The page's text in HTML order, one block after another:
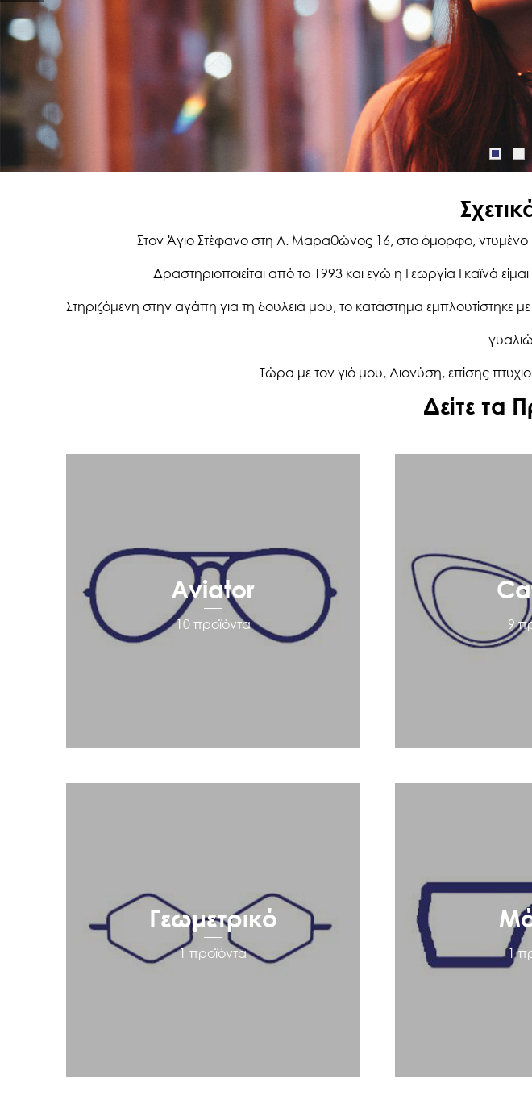
Στον Άγιο Στέφανο στη Λ. Μαραθώνος 16, στο όμορφο, ντυμένο
Δραστηριοποιείται από το 1993 και εγώ η Γεωργία Γκαϊνά
Στηριζόμενη στην αγάπη για τη δουλειά μου, το κατάστημα εμπλουτίστηκε
Τώρα με τον γιό μου, Διονύση, επίσης
Δείτε τα
Aviator
10 προϊόντα 9
Γεωμετρικό
1 προϊόντα 1